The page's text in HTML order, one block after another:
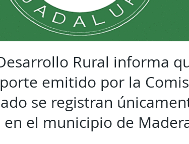
Rural informa
emitido por la
se registran
el municipio de